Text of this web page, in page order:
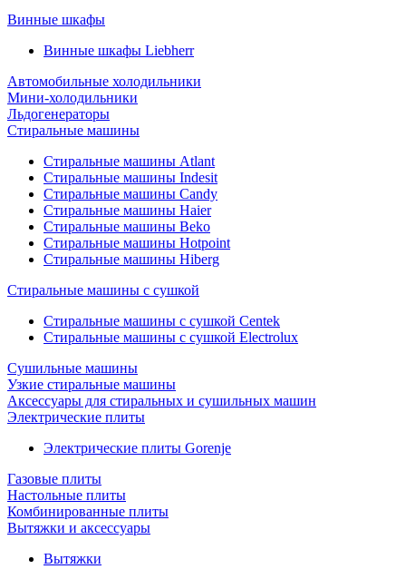
Винные шкафы
Винные шкафы Liebherr
Автомобильные холодильники
Мини-холодильники
Льдогенераторы
Стиральные машины
Стиральные машины Atlant
Стиральные машины Indesit
Стиральные машины Candy
Стиральные машины Haier
Стиральные машины Beko
Стиральные машины Hotpoint
Стиральные машины Hiberg
Стиральные машины с сушкой
Стиральные машины с сушкой Centek
Стиральные машины с сушкой Electrolux
Сушильные машины
Узкие стиральные машины
Аксессуары для стиральных и сушильных машин
Электрические плиты
Электрические плиты Gorenje
Газовые плиты
Настольные плиты
Комбинированные плиты
Вытяжки и аксессуары
Вытяжки